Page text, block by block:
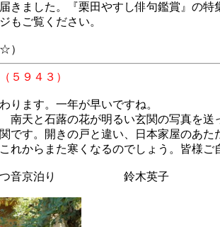
きました。『栗田やすし俳句鑑賞』の特
もご覧ください。
）
５９４３）
ります。一年が早いですね。
南天と石蕗の花が明るい玄関の写真を送
です。開きの戸と違い、日本家屋のあ
れからまた寒くなるのでしょう。皆様ご
打つ音京泊り 鈴木英子